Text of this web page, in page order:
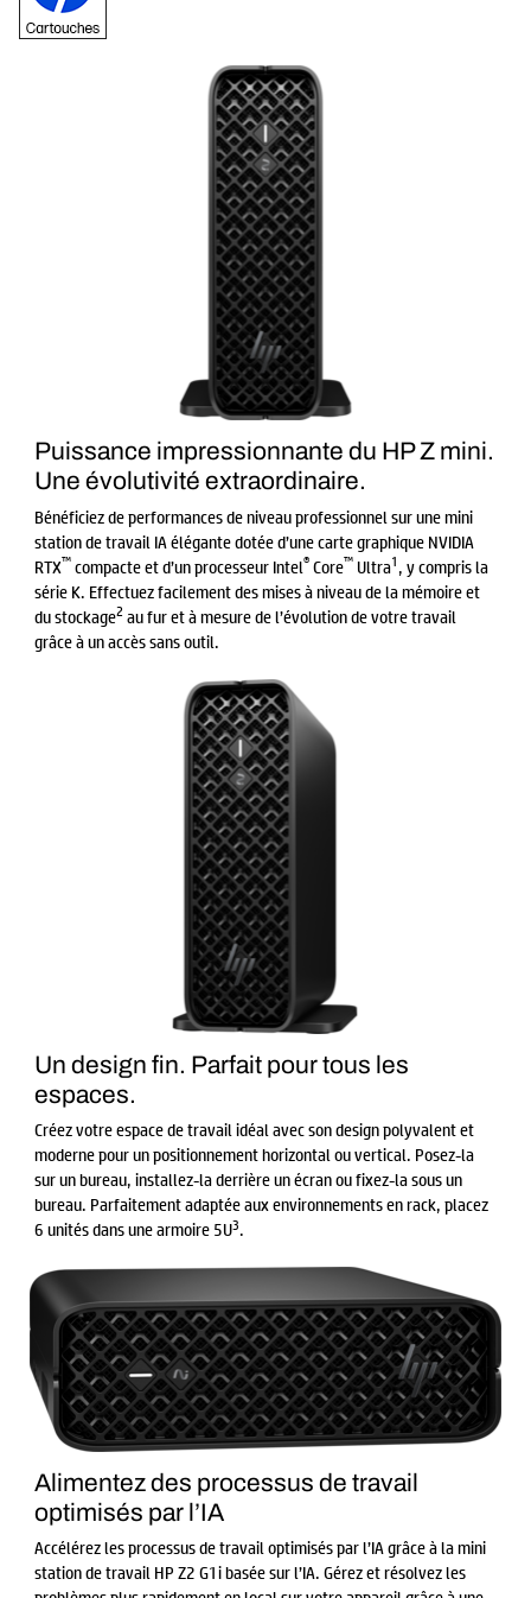
Puissance impressionnante du HP Z mini.
Une évolutivité extraordinaire.
Bénéficiez de performances de niveau professionnel sur une mini
station de travail IA élégante dotée d’une carte graphique NVIDIA
RTX™compacte et d’un processeur Intel®Core™ Ultra1, y compris la
série K. Effectuez facilement des mises à niveau de la mémoire et
du stockage2au fur et à mesure de l’évolution de votre travail
grâce à un accès sans outil.
Un design fin. Parfait pour tous les
espaces.
Créez votre espace de travail idéal avec son design polyvalent et
moderne pour un positionnement horizontal ou vertical. Posez-la
sur un bureau, installez-la derrière un écran ou fixez-la sous un
bureau. Parfaitement adaptée aux environnements en rack, placez
6 unités dans une armoire 5U3.
Alimentez des processus de travail
optimisés par l’IA
Accélérez les processus de travail optimisés par l’IA grâce à la mini
station de travail HP Z2 G1i basée sur l’IA. Gérez et résolvez les